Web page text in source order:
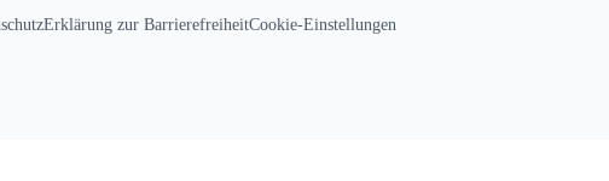
Erklärung zur BarrierefreiheitCookie-Einstellungen